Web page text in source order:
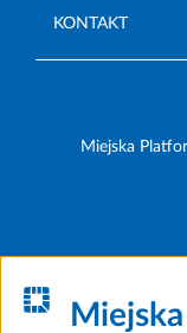
KONTAKT
Miejska